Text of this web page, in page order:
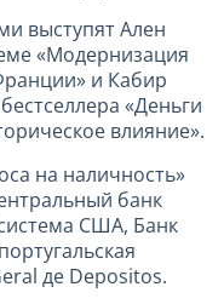
выступят Ален
«Модернизация
и Кабир
«Деньги
влияние».
на наличность»
банк
США, Банк
де Depositos.